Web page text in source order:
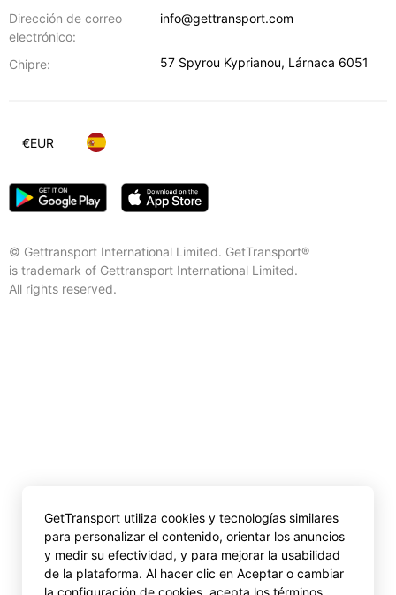
Dirección de correo
electrónico:
info@gettransport.com
Chipre: 57 Spyrou Kyprianou, Lárnaca 6051
© Gettransport International Limited. GetTransport®
is trademark of Gettransport International Limited.
All rights reserved.
€EUR
GetTransport utiliza cookies y tecnologías similares
para personalizar el contenido, orientar los anuncios
y medir su efectividad, y para mejorar la usabilidad
de la plataforma. Al hacer clic en Aceptar o cambiar
la configuración de cookies, acepta los términos